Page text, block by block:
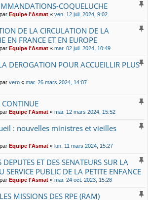
COQUELUCHE
Equipe l'Asmat « ven. 12 juil. 2024, 9:02
DE LA CIRCULATION DE LA
EN FRANCE ET EN EUROPE
Equipe l'Asmat « mar. 02 juil. 2024, 10:49
DEROGATION POUR ACCUEILLIR PLUS
vero « mar. 26 mars 2024, 14:07
Equipe l'Asmat « mar. 12 mars 2024, 15:52
: nouvelles ministres et vieilles
Equipe l'Asmat « lun. 11 mars 2024, 15:27
ET DES SENATEURS SUR LA
SERVICE PUBLIC DE LA PETITE ENFANCE
Equipe l'Asmat « mar. 24 oct. 2023, 15:28
MISSIONS DES RPE (RAM)